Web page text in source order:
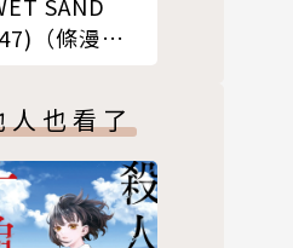
（條漫
人也看了